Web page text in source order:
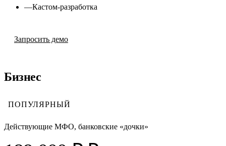
—Кастом-разработка
Запросить демо
Бизнес
ПОПУЛЯРНЫЙ
Действующие МФО, банковские «дочки»